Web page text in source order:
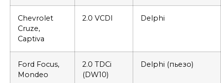
Chevrolet
Cruze,
Captiva
2.0 VCDI Delphi
Ford Focus,
Mondeo
2.0 TDCi
(DW10)
Delphi (пьезо)